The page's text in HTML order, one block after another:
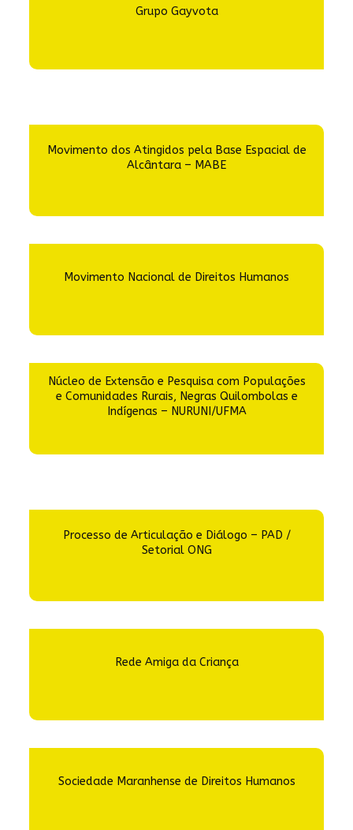
Grupo Gayvota
Movimento dos Atingidos pela Base Espacial de
Alcântara – MABE
Movimento Nacional de Direitos Humanos
Núcleo de Extensão e Pesquisa com Populações
e Comunidades Rurais, Negras Quilombolas e
Indígenas – NURUNI/UFMA
Processo de Articulação e Diálogo – PAD /
Setorial ONG
Rede Amiga da Criança
Sociedade Maranhense de Direitos Humanos